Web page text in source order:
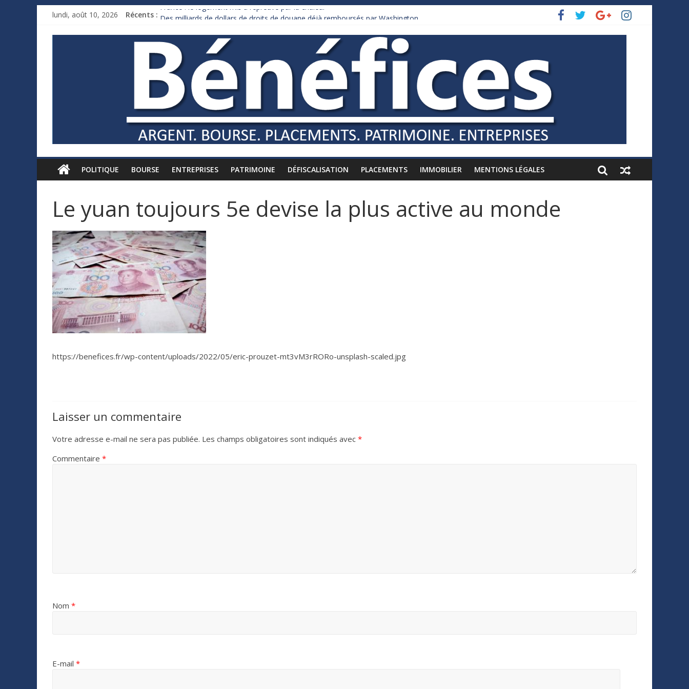
lundi, août 10, 2026 Récents : France : le logement mis à l’épreuve par la chaleur
Royaume-Uni : Andy Burnham recule sur l’impôt
Xavier Niel, le milliardaire qui ne touche presque rien
Ruée des fortunes russes vers l’étranger
POLITIQUE BOURSE ENTREPRISES PATRIMOINE DÉFISCALISATION PLACEMENTS IMMOBILIER MENTIONS LÉGALES
Le yuan toujours 5e devise la plus active au monde
https://benefices.fr/wp-content/uploads/2022/05/eric-prouzet-mt3vM3rRORo-unsplash-scaled.jpg
Laisser un commentaire
Votre adresse e-mail ne sera pas publiée. Les champs obligatoires sont indiqués avec *
Commentaire *
Nom *
E-mail *